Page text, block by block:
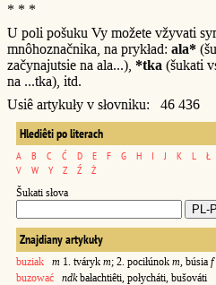
* * *
U poli pošuku Vy možete vžyvati
mnôhoznačnika, na prykład: ala*
začynajutsie na ala...), *tka (šukati
na ...tka), itd.
Usiê artykuły v słovniku: 46 436
Hlediêti po literach
A B C Ć D E F G H I J K L Ł
V
W Y Z Ź Ż
Šukati słova
Znajdiany artykuły
buziak m 1. tváryk m; 2. pociłúnok m , búsia f
buzować
ndkbałachtiêti, połycháti, bušováti